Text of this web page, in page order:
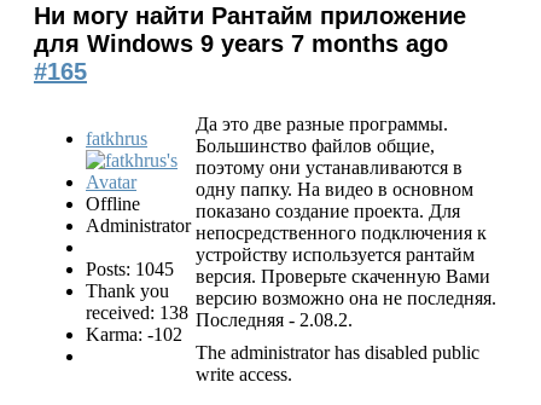
Ни могу найти Рантайм приложение
для Windows 9 years 7 months ago
#165
fatkhrus
Offline
Administrator
Posts: 1045
Thank you
received: 138
Karma: -102
Да это две разные программы.
Большинство файлов общие,
поэтому они устанавливаются в
одну папку. На видео в основном
показано создание проекта. Для
непосредственного подключения к
устройству используется рантайм
версия. Проверьте скаченную Вами
версию возможно она не последняя.
Последняя - 2.08.2.
The administrator has disabled public
write access.